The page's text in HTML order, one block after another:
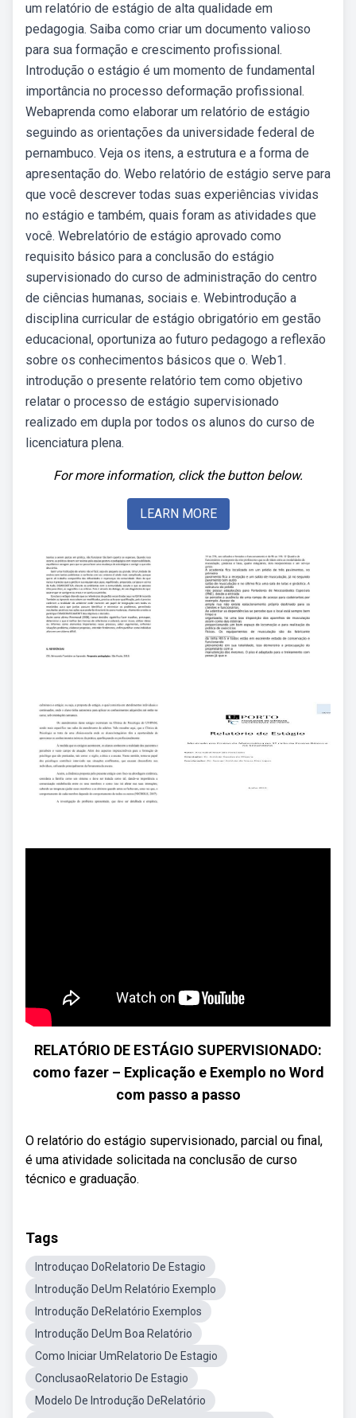
um relatório de estágio de alta qualidade em
pedagogia. Saiba como criar um documento valioso
para sua formação e crescimento profissional.
Introdução o estágio é um momento de fundamental
importância no processo deformação profissional.
Webaprenda como elaborar um relatório de estágio
seguindo as orientações da universidade federal de
pernambuco. Veja os itens, a estrutura e a forma de
apresentação do. Webo relatório de estágio serve para
que você descrever todas suas experiências vividas
no estágio e também, quais foram as atividades que
você. Webrelatório de estágio aprovado como
requisito básico para a conclusão do estágio
supervisionado do curso de administração do centro
de ciências humanas, sociais e. Webintrodução a
disciplina curricular de estágio obrigatório em gestão
educacional, oportuniza ao futuro pedagogo a reflexão
sobre os conhecimentos básicos que o. Web1.
introdução o presente relatório tem como objetivo
relatar o processo de estágio supervisionado
realizado em dupla por todos os alunos do curso de
licenciatura plena.
For more information, click the button below.
LEARN MORE
RELATÓRIO DE ESTÁGIO SUPERVISIONADO:
como fazer – Explicação e Exemplo no Word
com passo a passo
O relatório do estágio supervisionado, parcial ou final,
é uma atividade solicitada na conclusão de curso
técnico e graduação.
Tags
Introduçao DoRelatorio De Estagio
Introdução DeUm Relatório Exemplo
Introdução DeRelatório Exemplos
Introdução DeUm Boa Relatório
Como Iniciar UmRelatorio De Estagio
ConclusaoRelatorio De Estagio
Modelo De Introdução DeRelatório